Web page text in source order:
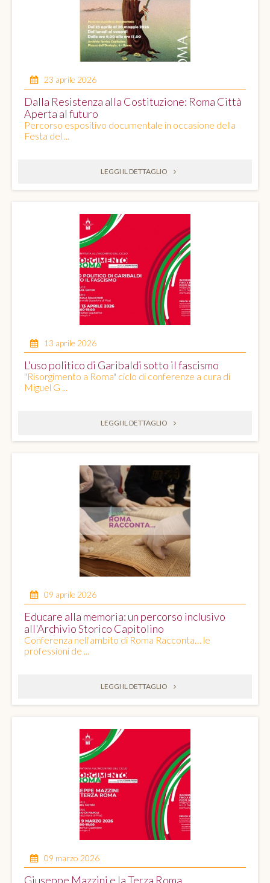
23 aprile 2026
Dalla Resistenza alla Costituzione: Roma Città
Aperta al futuro
Percorso espositivo documentale in occasione della
Festa del ...
LEGGI IL DETTAGLIO
13 aprile 2026
L'uso politico di Garibaldi sotto il fascismo
"Risorgimento a Roma" ciclo di conferenze a cura di
Miguel G ...
LEGGI IL DETTAGLIO
09 aprile 2026
Educare alla memoria: un percorso inclusivo
all'Archivio Storico Capitolino
Conferenza nell'ambito di Roma Racconta… le
professioni de ...
LEGGI IL DETTAGLIO
09 marzo 2026
Giuseppe Mazzini e la Terza Roma